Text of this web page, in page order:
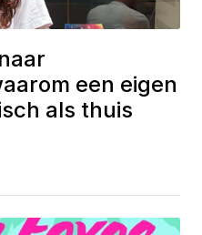
een eigen
als thuis